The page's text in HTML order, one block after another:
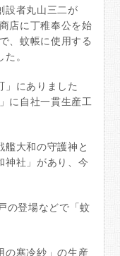
設者丸山三二が
店に丁稚奉公を始
、蚊帳に使用する
。
」にありました
に自社一貫生産工
艦大和の守護神と
神社」があり、今
の登場などで「蚊
の寒冷紗」の生産